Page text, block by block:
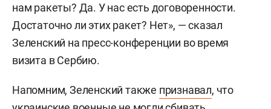
нам ракеты? Да. У нас есть договоренности.
Достаточно ли этих ракет? Нет», — сказал
Зеленский на пресс-конференции во время
визита в Сербию.
Напомним, Зеленский также признавал, что